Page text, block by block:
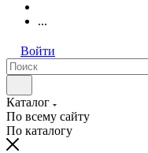
...
Войти
Каталог
По всему сайту
По каталогу